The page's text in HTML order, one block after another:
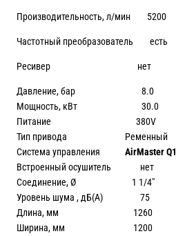
Производительность, л/мин 5200
Частотный преобразователь есть
Ресивер нет
Давление, бар 8.0
Мощность, кВт 30.0
Питание 380V
Тип привода Ременный
Система управления AirMaster Q1
Встроенный осушитель нет
Соединение, Ø 1 1/4″
Уровень шума , дБ(А) 75
Длина, мм 1260
Ширина, мм 1200